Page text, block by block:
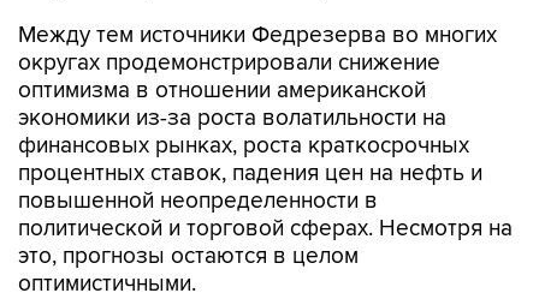
Между тем источники Федрезерва во многих
округах продемонстрировали снижение
оптимизма в отношении американской
экономики из-за роста волатильности на
финансовых рынках, роста краткосрочных
процентных ставок, падения цен на нефть и
повышенной неопределенности в
политической и торговой сферах. Несмотря на
это, прогнозы остаются в целом
оптимистичными.